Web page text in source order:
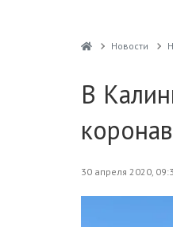
Новости
В
30 апреля 2020,